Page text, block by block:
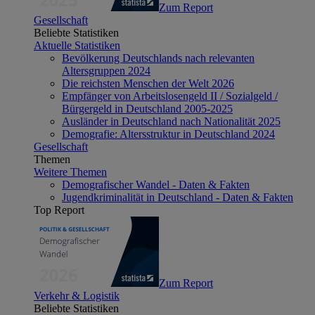
Zum Report
Gesellschaft
Beliebte Statistiken
Aktuelle Statistiken
Bevölkerung Deutschlands nach relevanten
Altersgruppen 2024
Die reichsten Menschen der Welt 2026
Empfänger von Arbeitslosengeld II / Sozialgeld /
Bürgergeld in Deutschland 2005-2025
Ausländer in Deutschland nach Nationalität 2025
Demografie: Altersstruktur in Deutschland 2024
Gesellschaft
Themen
Weitere Themen
Demografischer Wandel - Daten & Fakten
Jugendkriminalität in Deutschland - Daten & Fakten
Top Report
Zum Report
Verkehr & Logistik
Beliebte Statistiken